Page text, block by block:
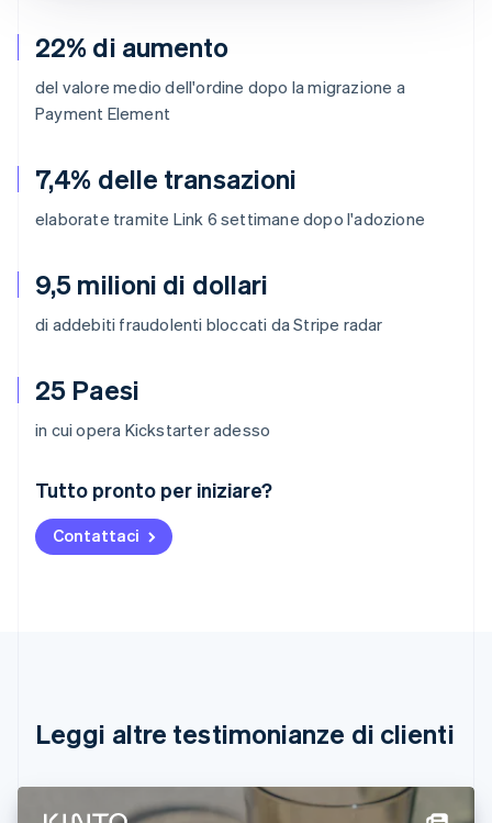
22% di aumento
del valore medio dell'ordine dopo la migrazione a
Payment Element
7,4% delle transazioni
elaborate tramite Link 6 settimane dopo l'adozione
9,5 milioni di dollari
di addebiti fraudolenti bloccati da Stripe radar
25 Paesi
in cui opera Kickstarter adesso
Tutto pronto per iniziare?
Contattaci
Leggi altre testimonianze di clienti
Australia
English
Austria
DeutschEnglish
English Français
Cina continentale
Cipro
English